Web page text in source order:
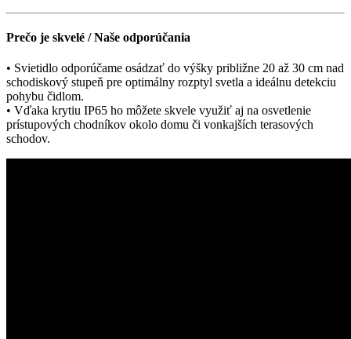
Prečo je skvelé / Naše odporúčania
• Svietidlo odporúčame osádzať do výšky približne 20 až 30 cm nad
schodiskový stupeň pre optimálny rozptyl svetla a ideálnu detekciu
pohybu čidlom.
• Vďaka krytiu IP65 ho môžete skvele využiť aj na osvetlenie
prístupových chodníkov okolo domu či vonkajších terasových
schodov.